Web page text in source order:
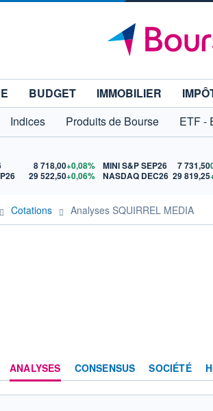
BUDGET IMMOBILIER
Indices Produits de Bourse ETF -
8 718,00+0,08%
29 522,50+0,06%
MINI S&P SEP26 7 731,50
NASDAQ DEC26 29 819,25
Cotations Analyses SQUIRREL MEDIA
ANALYSES CONSENSUS SOCIÉTÉ